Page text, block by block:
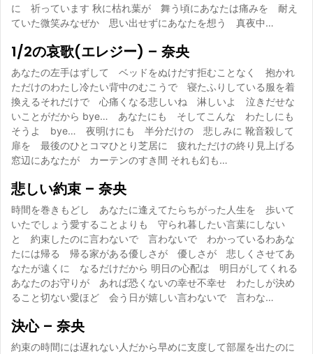
に 祈っています 秋に枯れ葉が 舞う頃にあなたは痛みを 耐え
ていた微笑みなぜか 思い出せずにあなたを想う 真夜中…
1/2の哀歌(エレジー) – 奈央
あなたの左手はずして ベッドをぬけだす拒むことなく 抱かれ
ただけのわたし冷たい背中のむこうで 寝たふりしている服を着
換えるそれだけで 心痛くなる悲しいね 淋しいよ 泣きだせな
いことがだから bye… あなたにも そしてこんな わたしにも
そうよ bye… 夜明けにも 半分だけの 悲しみに 靴音殺して
扉を 最後のひとコマひとり芝居に 疲れただけの終り見上げる
窓辺にあなたが カーテンのすき間 それも幻も…
悲しい約束 – 奈央
時間を巻きもどし あなたに逢えてたらちがった人生を 歩いて
いたでしょう愛することよりも 守られ暮したい言葉にしない
と 約束したのに言わないで 言わないで わかっているわあな
たには帰る 帰る家がある優しさが 優しさが 悲しくさせてあ
なたが遠くに なるだけだから 明日の心配は 明日がしてくれる
あなたのお守りが あれば恐くないの幸せ不幸せ わたしが決め
ること切ない愛ほど 会う日が嬉しい言わないで 言わな…
決心 – 奈央
約束の時間には遅れない人だから早めに支度して部屋を出たのに